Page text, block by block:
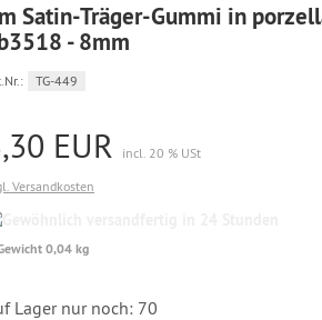
Satin-Träger-Gummi in
- 8mm
TG-449
EUR
incl. 20 % USt
Versandkosten
0,04 kg
Lager nur noch: 70